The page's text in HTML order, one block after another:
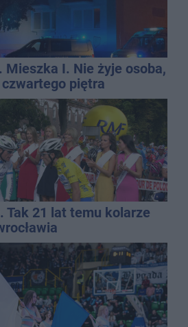
Mieszka I. Nie żyje osoba,
piętra
Tak 21 lat temu kolarze